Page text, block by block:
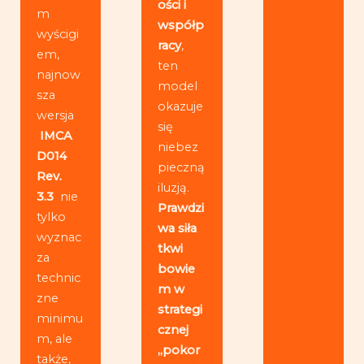
m
wyścigi
em,
najnow
sza
wersja
IMCA
D014
Rev.
3.3 nie
tylko
wyznac
za
technic
zne
minimu
m, ale
także,
ości i
współp
racy,
ten
model
okazuje
się
niebez
pieczną
iluzją.
Prawdzi
wa siła
tkwi
bowie
m w
strategi
cznej
„pokor